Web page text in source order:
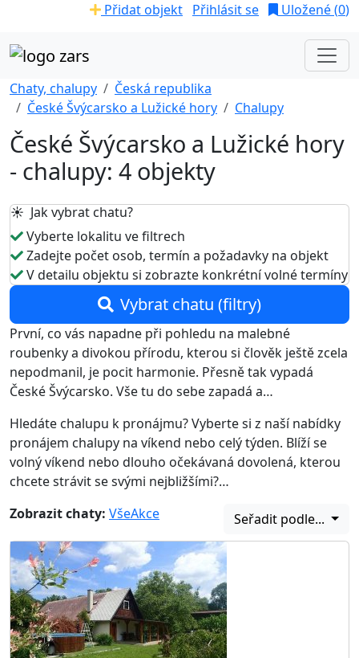
Přidat objekt Přihlásit se Uložené (0)
Chaty, chalupy
Česká republika
České Švýcarsko a Lužické hory
Chalupy
České Švýcarsko a Lužické hory
- chalupy: 4 objekty
☀️ Jak vybrat chatu?
Vyberte lokalitu ve filtrech
Zadejte počet osob, termín a požadavky na objekt
V detailu objektu si zobrazte konkrétní volné termíny
Vybrat chatu (filtry)
První, co vás napadne při pohledu na malebné
roubenky a divokou přírodu, kterou si člověk ještě zcela
nepodmanil, je pocit harmonie. Přesně tak vypadá
České Švýcarsko. Vše tu do sebe zapadá a…
Hledáte chalupu k pronájmu? Vyberte si z naší nabídky
pronájem chalupy na víkend nebo celý týden. Blíží se
volný víkend nebo dlouho očekávaná dovolená, kterou
chcete strávit se svými nejbližšími?…
Zobrazit chaty: VšeAkce Seřadit podle...